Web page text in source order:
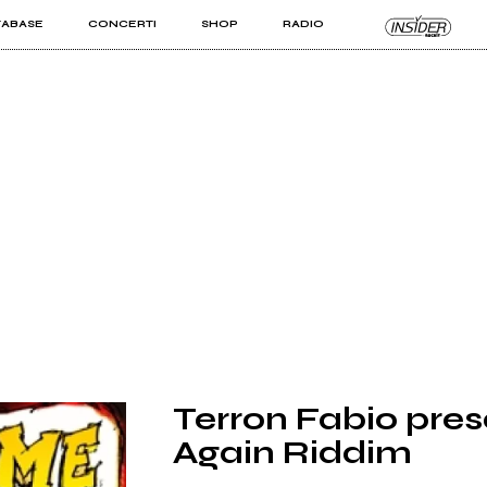
CONCERTI SHOP RADIO
PRO
Terron Fabio
Again Riddim